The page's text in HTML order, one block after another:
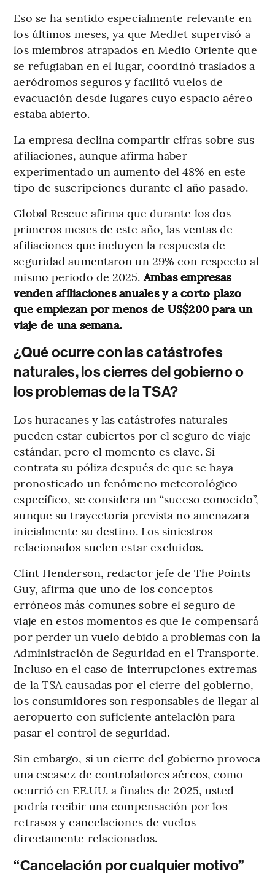
Eso se ha sentido especialmente relevante en
los últimos meses, ya que MedJet supervisó a
los miembros atrapados en Medio Oriente que
se refugiaban en el lugar, coordinó traslados a
aeródromos seguros y facilitó vuelos de
evacuación desde lugares cuyo espacio aéreo
estaba abierto.
La empresa declina compartir cifras sobre sus
afiliaciones, aunque afirma haber
experimentado un aumento del 48% en este
tipo de suscripciones durante el año pasado.
Global Rescue afirma que durante los dos
primeros meses de este año, las ventas de
afiliaciones que incluyen la respuesta de
seguridad aumentaron un 29% con respecto al
mismo periodo de 2025.Ambas empresas
venden afiliaciones anuales y a corto plazo
que empiezan por menos de US$200 para un
viaje de una semana.
¿Qué ocurre con las catástrofes
naturales, los cierres del gobierno o
los problemas de la TSA?
Los huracanes y las catástrofes naturales
pueden estar cubiertos por el seguro de viaje
estándar, pero el momento es clave. Si
contrata su póliza después de que se haya
pronosticado un fenómeno meteorológico
específico, se considera un “suceso conocido”,
aunque su trayectoria prevista no amenazara
inicialmente su destino. Los siniestros
relacionados suelen estar excluidos.
Clint Henderson, redactor jefe de The Points
Guy, afirma que uno de los conceptos
erróneos más comunes sobre el seguro de
viaje en estos momentos es que le compensará
por perder un vuelo debido a problemas con la
Administración de Seguridad en el Transporte.
Incluso en el caso de interrupciones extremas
de la TSA causadas por el cierre del gobierno,
los consumidores son responsables de llegar al
aeropuerto con suficiente antelación para
pasar el control de seguridad.
Sin embargo, si un cierre del gobierno provoca
una escasez de controladores aéreos, como
ocurrió en EE.UU. a finales de 2025, usted
podría recibir una compensación por los
retrasos y cancelaciones de vuelos
directamente relacionados.
“Cancelación por cualquier motivo”